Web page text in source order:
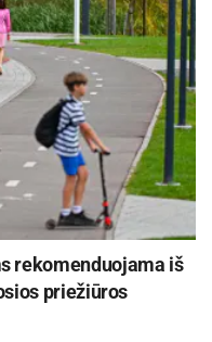
rekomenduojama iš
priežiūros